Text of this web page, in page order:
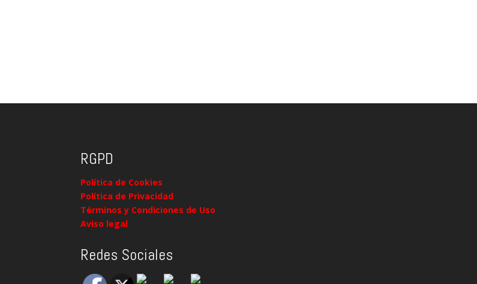
RGPD
Política de Cookies
Política de Privacidad
Términos y Condiciones de Uso
Aviso legal
Redes Sociales